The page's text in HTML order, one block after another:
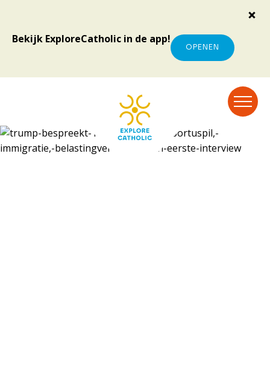
Bekijk ExploreCatholic in de app!
OPENEN